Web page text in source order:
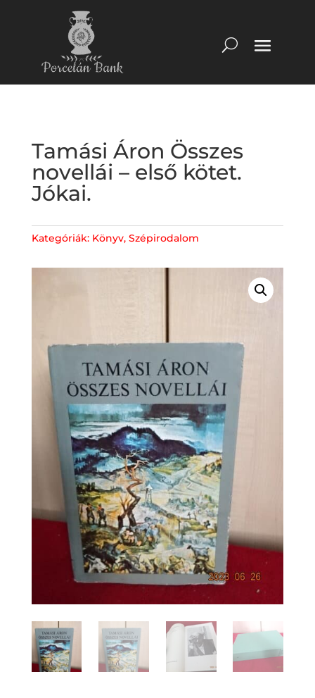
Tamási Áron Összes
novellái – első kötet.
Jókai.
Kategóriák: Könyv, Szépirodalom